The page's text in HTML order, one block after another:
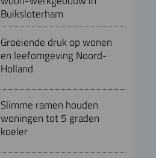
Buiksloterham
Groeiende druk op wonen
en leefomgeving Noord-
Holland
Slimme ramen houden
woningen tot 5 graden
koeler